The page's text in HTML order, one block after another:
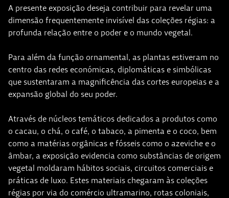
A presente exposição deseja contribuir para revelar uma
dimensão frequentemente invisível das coleções régias: a
profunda relação entre o poder e o mundo vegetal.
Para além da função ornamental, as plantas estiveram no
centro das redes económicas, diplomáticas e simbólicas
que sustentaram a magnificência das cortes europeias e a
expansão global do seu poder.
Através de núcleos temáticos dedicados a produtos como
o cacau, o chá, o café, o tabaco, a pimenta e o coco, bem
como a matérias orgânicas e fósseis como o azeviche e o
âmbar, a exposição evidencia como substâncias de origem
vegetal moldaram hábitos sociais, circuitos comerciais e
práticas de luxo. Estes materiais chegaram às coleções
régias por via do comércio ultramarino, rotas coloniais,